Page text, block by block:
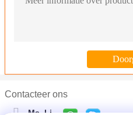
Contacteer ons
Ms. Li